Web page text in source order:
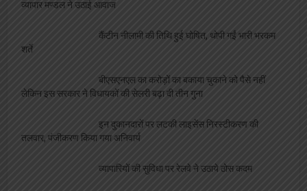
व्यापार मण्डल ने उठाई आवाज
कैंटीन नीलामी की तिथि हुई घोषित, थोपी गईं भारी भरकम
शर्ते
बीएसएनएल का करोड़ों का बकाया चुकाने को पैसे नहीं
लेकिन इस सरकार ने विधायकों की सेलरी बढ़ा दी तीन गुना
इन दुकानदारों पर लटकी लाइसेंस निरस्टीकरण की
तलवार, पंजीकरण किया गया अनिवार्य
व्यापारियों की सुविधा पर रेलवे ने उठाये ठोस कदम